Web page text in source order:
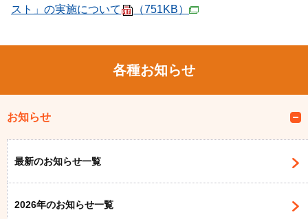
スト」の実施について
（751KB）
各種お知らせ
お知らせ
最新のお知らせ一覧
2026年のお知らせ一覧